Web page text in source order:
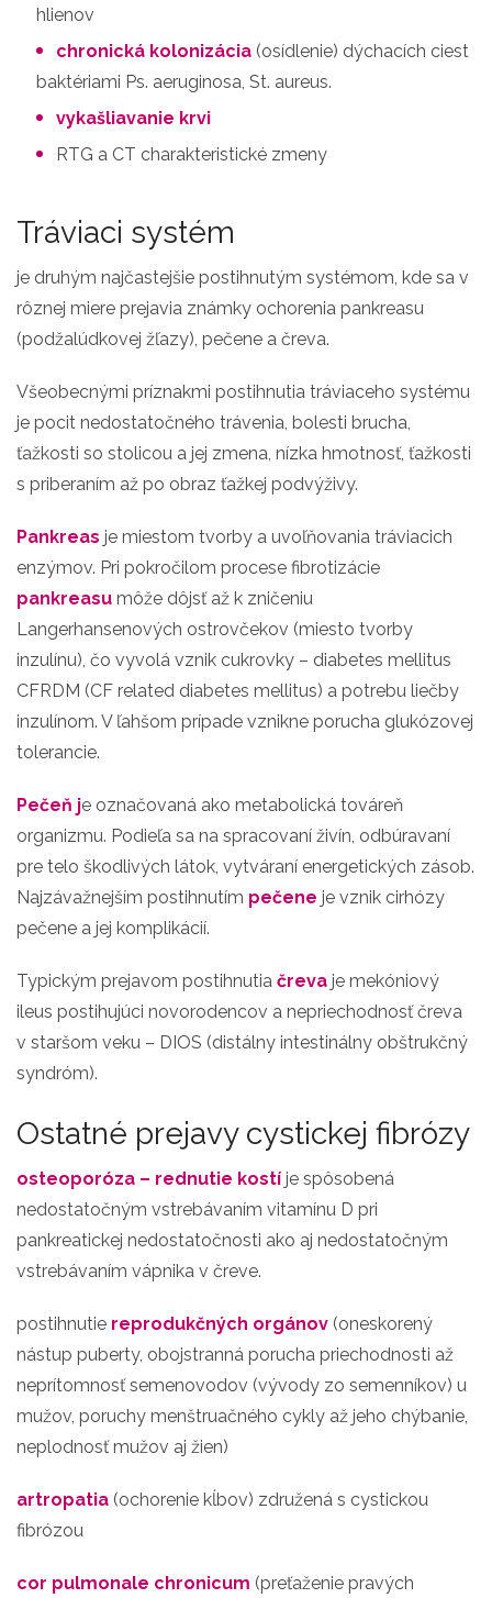
hlienov
chronická kolonizácia (osídlenie) dýchacích ciest
baktériami Ps. aeruginosa, St. aureus.
vykašliavanie krvi
RTG a CT charakteristické zmeny
Tráviaci systém
je druhým najčastejšie postihnutým systémom, kde sa v
rôznej miere prejavia známky ochorenia pankreasu
(podžalúdkovej žľazy), pečene a čreva.
Všeobecnými príznakmi postihnutia tráviaceho systému
je pocit nedostatočného trávenia, bolesti brucha,
ťažkosti so stolicou a jej zmena, nízka hmotnosť, ťažkosti
s priberaním až po obraz ťažkej podvýživy.
Pankreas je miestom tvorby a uvoľňovania tráviacich
enzýmov. Pri pokročilom procese fibrotizácie
pankreasu môže dôjsť až k zničeniu
Langerhansenových ostrovčekov (miesto tvorby
inzulínu), čo vyvolá vznik cukrovky – diabetes mellitus
CFRDM (CF related diabetes mellitus) a potrebu liečby
inzulínom. V ľahšom prípade vznikne porucha glukózovej
tolerancie.
Pečeň je označovaná ako metabolická továreň
organizmu. Podieľa sa na spracovaní živín, odbúravaní
pre telo škodlivých látok, vytváraní energetických zásob.
Najzávažnejším postihnutím pečene je vznik cirhózy
pečene a jej komplikácií.
Typickým prejavom postihnutia čreva je mekóniový
ileus postihujúci novorodencov a nepriechodnosť čreva
v staršom veku – DIOS (distálny intestinálny obštrukčný
syndróm).
Ostatné prejavy cystickej fibrózy
osteoporóza – rednutie kostí je spôsobená
nedostatočným vstrebávaním vitamínu D pri
pankreatickej nedostatočnosti ako aj nedostatočným
vstrebávaním vápnika v čreve.
postihnutie reprodukčných orgánov (oneskorený
nástup puberty, obojstranná porucha priechodnosti až
neprítomnosť semenovodov (vývody zo semenníkov) u
mužov, poruchy menštruačného cykly až jeho chýbanie,
neplodnosť mužov aj žien)
artropatia (ochorenie kĺbov) združená s cystickou
fibrózou
cor pulmonale chronicum (preťaženie pravých